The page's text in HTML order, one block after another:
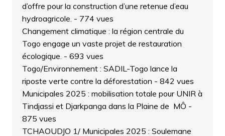
d’offre pour la construction d’une retenue d’eau
hydroagricole. - 774 vues
Changement climatique : la région centrale du
Togo engage un vaste projet de restauration
écologique. - 693 vues
Togo/Environnement : SADIL-Togo lance la
riposte verte contre la déforestation - 842 vues
Municipales 2025 : mobilisation totale pour UNIR à
Tindjassi et Djarkpanga dans la Plaine de MÔ -
875 vues
TCHAOUDJO 1/ Municipales 2025 : Soulemane